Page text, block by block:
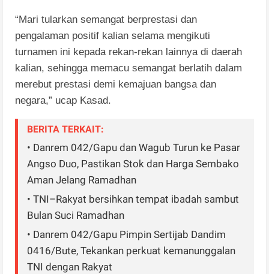
“Mari tularkan semangat berprestasi dan
pengalaman positif kalian selama mengikuti
turnamen ini kepada rekan-rekan lainnya di daerah
kalian, sehingga memacu semangat berlatih dalam
merebut prestasi demi kemajuan bangsa dan
negara,” ucap Kasad.
BERITA TERKAIT:
• Danrem 042/Gapu dan Wagub Turun ke Pasar
Angso Duo, Pastikan Stok dan Harga Sembako
Aman Jelang Ramadhan
• TNI–Rakyat bersihkan tempat ibadah sambut
Bulan Suci Ramadhan
• Danrem 042/Gapu Pimpin Sertijab Dandim
0416/Bute, Tekankan perkuat kemanunggalan
TNI dengan Rakyat